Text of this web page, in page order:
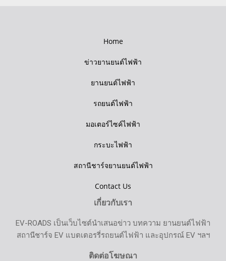
Home
ข่าวยานยนต์ไฟฟ้า
ยานยนต์ไฟฟ้า
รถยนต์ไฟฟ้า
มอเตอร์ไซค์ไฟฟ้า
กระบะไฟฟ้า
สถานีชาร์จยานยนต์ไฟฟ้า
Contact Us
เกี่ยวกับเรา
EV-ROADS เป็นเว็บไซต์นำเสนอข่าว บทความ ยานยนต์ไฟฟ้า
สถานีชาร์จ EV แบตเตอรรี่รถยนต์ไฟฟ้า และอุปกรณ์ EV ฯลฯ
ติดต่อโฆษณา